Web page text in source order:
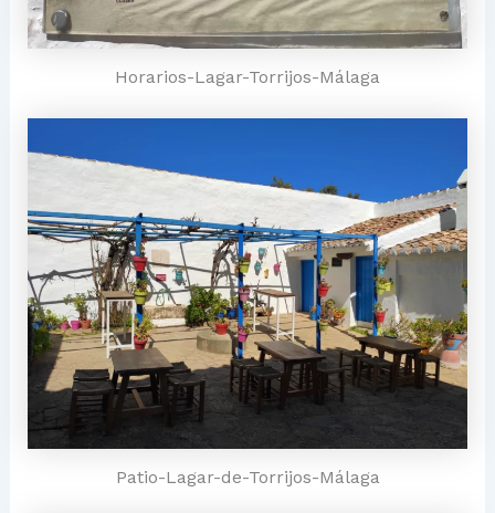
Horarios-Lagar-Torrijos-Málaga
Patio-Lagar-de-Torrijos-Málaga